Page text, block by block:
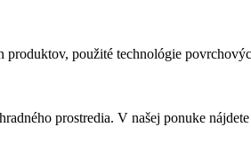
použité technológie
prostredia. V našej ponuke